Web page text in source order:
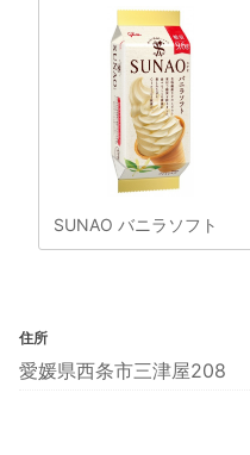
SUNAO バニラソフト
住所
愛媛県西条市三津屋208